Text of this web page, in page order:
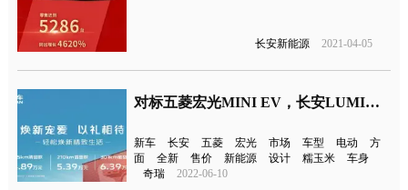
长安新能源 2021-04-05
对标五菱宏光MINI EV，长安LUMIN“糯玉米”售4.89万起
新车 长安 五菱 宏光 市场 车型 电动
方
面
全新 售价 新能源 设计 糯玉米
车身
奇瑞
2022-06-10